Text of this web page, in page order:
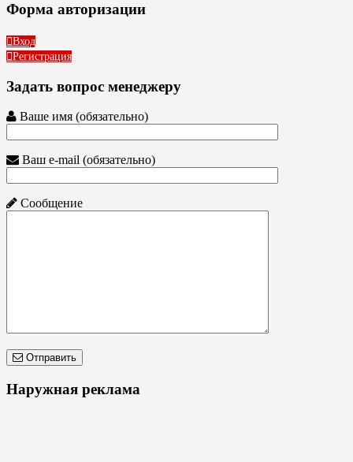
Форма авторизации
Вход
Регистрация
Задать вопрос менеджеру
Ваше имя (обязательно)
Ваш e-mail (обязательно)
Сообщение
Отправить
Наружная реклама